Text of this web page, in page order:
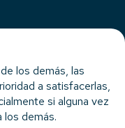
los demás, las
a satisfacerlas,
si alguna vez
los demás.